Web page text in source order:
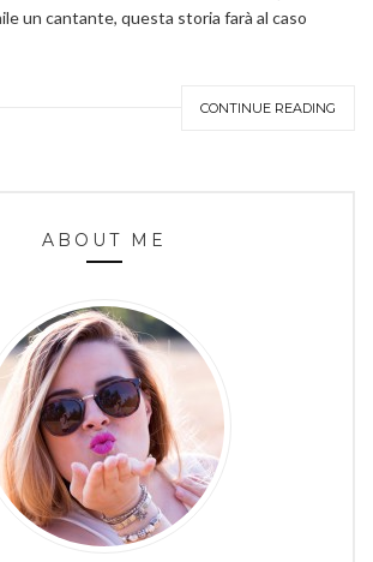
un cantante, questa storia farà al caso
CONTINUE READING
ABOUT ME